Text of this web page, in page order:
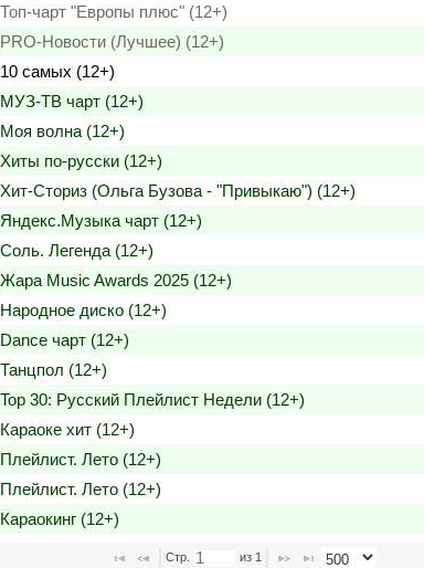
Топ-чарт "Европы плюс" (12+)
PRO-Новости (Лучшее) (12+)
10 самых (12+)
МУЗ-ТВ чарт (12+)
Моя волна (12+)
Хиты по-русски (12+)
Хит-Сториз (Ольга Бузова - "Привыкаю") (12+)
Яндекс.Музыка чарт (12+)
Соль. Легенда (12+)
Жара Music Awards 2025 (12+)
Народное диско (12+)
Dance чарт (12+)
Танцпол (12+)
Top 30: Русский Плейлист Недели (12+)
Караоке хит (12+)
Плейлист. Лето (12+)
Плейлист. Лето (12+)
Караокинг (12+)
PRO-Новости (Лучшее) (12+)
Стр. из 1